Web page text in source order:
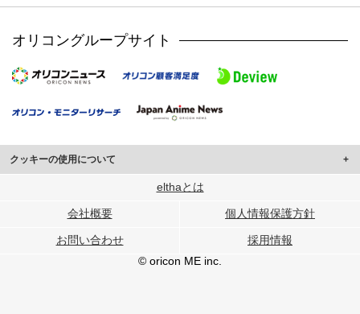
オリコングループサイト
クッキーの使用について
このサイトでは Cookie を使用して、ユーザーに合わせたコンテンツや広告の
行っています。
メディアや広告配信、データ解析の各パートナーに提供しています。
各パートナーは、この情報とユーザーが各パートナーに提供した他の情報や、
ユーザーが各パートナーのサービスを使用したときに収集した他の情報を組み
elthaとは
会社概要 個人情報保護方針
お問い合わせ
採用情報
© oricon ME inc.